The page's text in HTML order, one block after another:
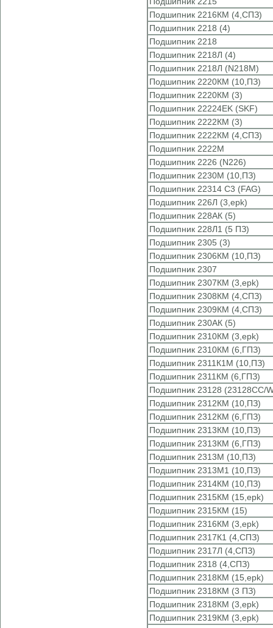
Подшипник 2216КМ (4,СПЗ)
Подшипник 2218 (4)
Подшипник 2218
Подшипник 2218Л (4)
Подшипник 2218Л (N218M)
Подшипник 2220КМ (10,ПЗ)
Подшипник 2220КМ (3)
Подшипник 22224EK (SKF)
Подшипник 2222КМ (3)
Подшипник 2222КМ (4,СПЗ)
Подшипник 2222М
Подшипник 2226 (N226)
Подшипник 2230М (10,ПЗ)
Подшипник 22314 С3 (FAG)
Подшипник 226Л (3,epk)
Подшипник 228АК (5)
Подшипник 228Л1 (5 ПЗ)
Подшипник 2305 (3)
Подшипник 2306КМ (10,ПЗ)
Подшипник 2307
Подшипник 2307КМ (3,epk)
Подшипник 2308КМ (4,СПЗ)
Подшипник 2309КМ (4,СПЗ)
Подшипник 230АК (5)
Подшипник 2310КМ (3,epk)
Подшипник 2310КМ (6,ГПЗ)
Подшипник 2311К1М (10,ПЗ)
Подшипник 2311КМ (6,ГПЗ)
Подшипник 23128 (23128CC/
Подшипник 2312КМ (10,ПЗ)
Подшипник 2312КМ (6,ГПЗ)
Подшипник 2313КМ (10,ПЗ)
Подшипник 2313КМ (6,ГПЗ)
Подшипник 2313М (10,ПЗ)
Подшипник 2313М1 (10,ПЗ)
Подшипник 2314КМ (10,ПЗ)
Подшипник 2315КМ (15,epk)
Подшипник 2315КМ (15)
Подшипник 2316КМ (3,epk)
Подшипник 2317К1 (4,СПЗ)
Подшипник 2317Л (4,СПЗ)
Подшипник 2318 (4,СПЗ)
Подшипник 2318КМ (15,epk)
Подшипник 2318КМ (3 ПЗ)
Подшипник 2318КМ (3,epk)
Подшипник 2319КМ (3,epk)